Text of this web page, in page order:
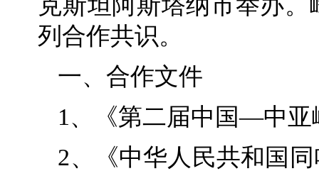
克斯坦阿斯塔纳市举办
列合作共识。
一、合作文件
1、《第二届中国—中亚
2、《中华人民共和国